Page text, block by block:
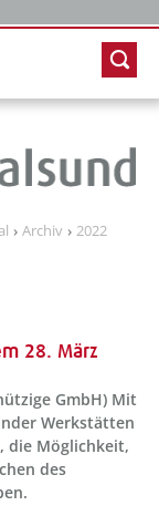
Archiv
2022
28. März
GmbH) Mit
Werkstätten
die Möglichkeit,
des